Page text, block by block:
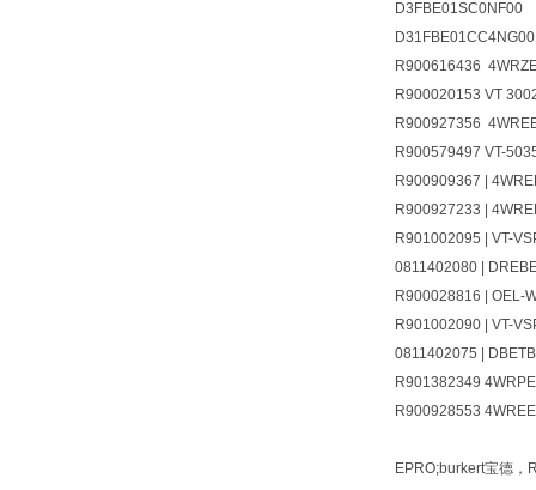
D3FBE01SC0NF00
D31FBE01CC4NG00
R900616436
R900020153 VT
R900927356
R900579497 VT-
R900909367 |
R900927233 |
R901002095 | VT-
0811402080 |
R900028816 | OEL-
R901002090 | VT-
0811402075 |
R901382349
R900928553
EPRO;burkert宝德，